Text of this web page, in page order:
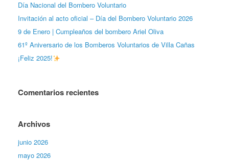
Día Nacional del Bombero Voluntario
Invitación al acto oficial – Día del Bombero Voluntario 2026
9 de Enero | Cumpleaños del bombero Ariel Oliva
61º Aniversario de los Bomberos Voluntarios de Villa Cañas
¡Feliz 2025!
Comentarios recientes
Archivos
junio 2026
mayo 2026